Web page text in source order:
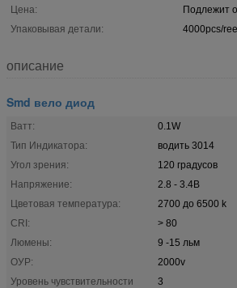
Цена:
Подлежит
Упаковывая детали:
4000pcs/
описание
Smd вело диод
Ватт:
0.1W
Тип Индикатора:
водить 3014
Угол зрения:
120 градусов
Напряжение:
2.8 - 3.4В
Цветовая температура:
2700 до 6500 k
CRI:
> 80
Люмены:
9 -15 льм
ОУР:
2000v
Уровень чувствительности
3